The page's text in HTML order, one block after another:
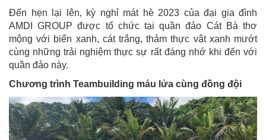
Đến hẹn lại lên, kỳ nghỉ mát hè 2023 của đại gia đình
AMDI GROUP được tổ chức tại quần đảo Cát Bà thơ
mộng với biển xanh, cát trắng, thảm thực vật xanh mướt
cùng những trải nghiệm thực sự rất đáng nhớ khi đến với
quần đảo này.
Chương trình Teambuilding máu lửa cùng đồng đội